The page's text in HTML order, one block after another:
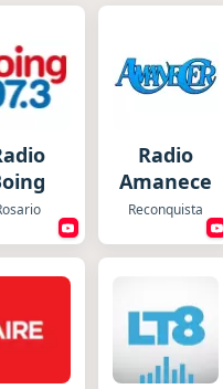
Radio
Amanecer
Reconquista